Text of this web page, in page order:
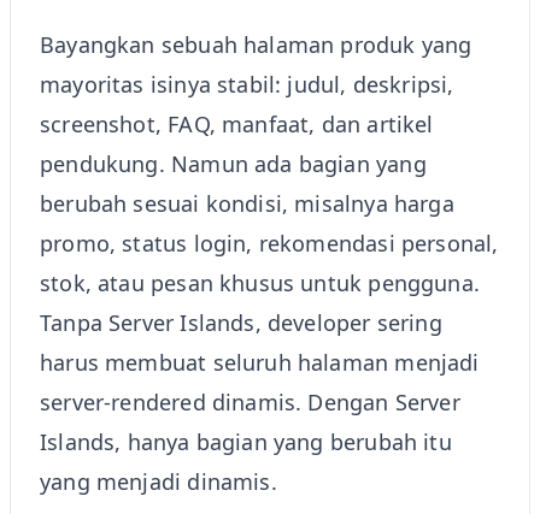
Bayangkan sebuah halaman produk yang
mayoritas isinya stabil: judul, deskripsi,
screenshot, FAQ, manfaat, dan artikel
pendukung. Namun ada bagian yang
berubah sesuai kondisi, misalnya harga
promo, status login, rekomendasi personal,
stok, atau pesan khusus untuk pengguna.
Tanpa Server Islands, developer sering
harus membuat seluruh halaman menjadi
server-rendered dinamis. Dengan Server
Islands, hanya bagian yang berubah itu
yang menjadi dinamis.